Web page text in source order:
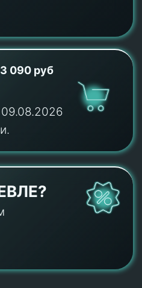
090 руб